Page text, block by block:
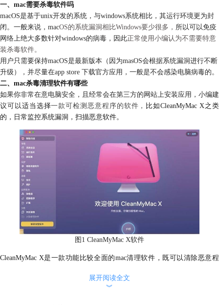
一、mac需要杀毒软件吗
macOS是基于unix开发的系统，与windows系统相比，其运行环境更为封
闭。一般来说，macOS的系统漏洞相比Windows要少很多， 所以可以免疫
网络上绝大多数针对windows的病毒，因此正常使用小编认为不需要特意
装杀毒软件。
用户只需要保持macOS是最新版本（因为masOS会根据系统漏洞进行不断
升级），并尽量在app store 下载官方应用，一般是不会感染电脑病毒的。
二、mac杀毒清理软件有哪些
如果你非常在意电脑安全，且经常会在第三方的网站上安装应用，小编建
议可以适当选择一款可检测恶意程序的软件， 比如CleanMyMac X之类
的，日常监控系统漏洞，扫描恶意软件。
图1 CleanMyMac X软件
CleanMyMac X是一款功能比较全面的mac清理软件，既可以清除恶意程
理系统缓存文件和系统内存、粉碎顽固文件，软件的卸载与更新、管理启
展开阅读全文
︾